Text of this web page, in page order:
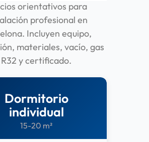
orientativos para
profesional en
Incluyen equipo,
materiales, vacío, gas
R32 y certificado.
Dormitorio
individual
15-20 m²